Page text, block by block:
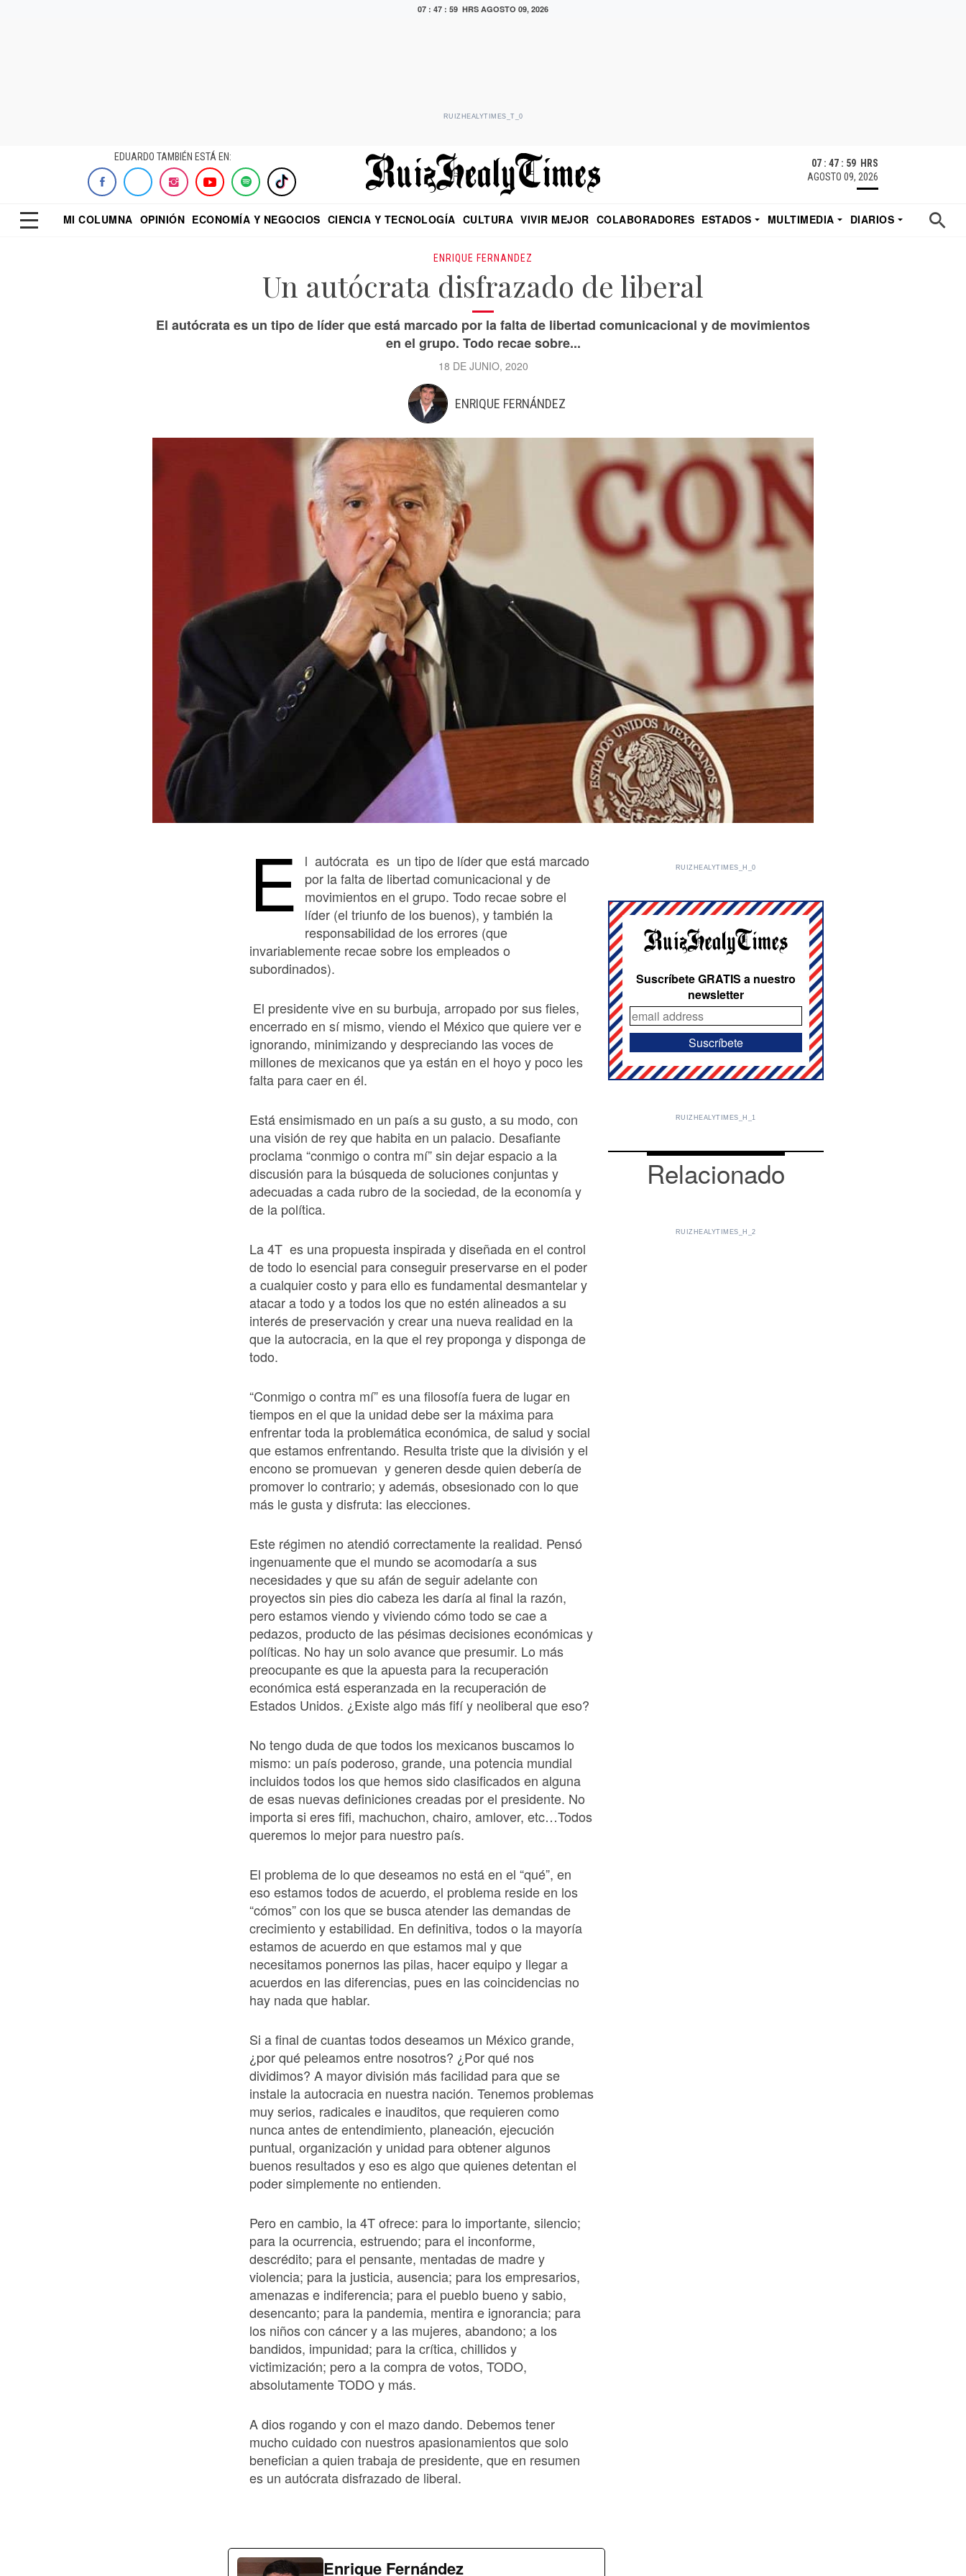
07 : 48 : 00 HRS AGOSTO 09, 2026
RUIZHEALYTIMES_T_0
EDUARDO TAMBIÉN ESTÁ EN:
07 : 48 : 00 HRS
AGOSTO 09, 2026
MI COLUMNA OPINIÓN ECONOMÍA Y NEGOCIOS CIENCIA Y TECNOLOGÍA CULTURA VIVIR MEJOR COLABORADORES ESTADOS MULTIMEDIA
DIARIOS
ENRIQUE FERNANDEZ
Un autócrata disfrazado de liberal
El autócrata es un tipo de líder que está marcado por la falta de libertad comunicacional y de movimientos
en el grupo. Todo recae sobre...
18 DE JUNIO, 2020
ENRIQUE FERNÁNDEZ
E
l autócrata es un tipo de líder que está marcado
por la falta de libertad comunicacional y de
movimientos en el grupo. Todo recae sobre el
líder (el triunfo de los buenos), y también la
responsabilidad de los errores (que
invariablemente recae sobre los empleados o
subordinados).
El presidente vive en su burbuja, arropado por sus fieles,
encerrado en sí mismo, viendo el México que quiere ver e
ignorando, minimizando y despreciando las voces de
millones de mexicanos que ya están en el hoyo y poco les
falta para caer en él.
Está ensimismado en un país a su gusto, a su modo, con
una visión de rey que habita en un palacio. Desafiante
proclama “conmigo o contra mí” sin dejar espacio a la
discusión para la búsqueda de soluciones conjuntas y
adecuadas a cada rubro de la sociedad, de la economía y
de la política.
La 4T es una propuesta inspirada y diseñada en el control
de todo lo esencial para conseguir preservarse en el poder
a cualquier costo y para ello es fundamental desmantelar y
atacar a todo y a todos los que no estén alineados a su
interés de preservación y crear una nueva realidad en la
que la autocracia, en la que el rey proponga y disponga de
todo.
“Conmigo o contra mí” es una filosofía fuera de lugar en
tiempos en el que la unidad debe ser la máxima para
enfrentar toda la problemática económica, de salud y social
que estamos enfrentando. Resulta triste que la división y el
encono se promuevan y generen desde quien debería de
promover lo contrario; y además, obsesionado con lo que
más le gusta y disfruta: las elecciones.
Este régimen no atendió correctamente la realidad. Pensó
ingenuamente que el mundo se acomodaría a sus
necesidades y que su afán de seguir adelante con
proyectos sin pies dio cabeza les daría al final la razón,
pero estamos viendo y viviendo cómo todo se cae a
pedazos, producto de las pésimas decisiones económicas y
políticas. No hay un solo avance que presumir. Lo más
preocupante es que la apuesta para la recuperación
económica está esperanzada en la recuperación de
Estados Unidos. ¿Existe algo más fifí y neoliberal que eso?
No tengo duda de que todos los mexicanos buscamos lo
mismo: un país poderoso, grande, una potencia mundial
incluidos todos los que hemos sido clasificados en alguna
de esas nuevas definiciones creadas por el presidente. No
importa si eres fifi, machuchon, chairo, amlover, etc…Todos
queremos lo mejor para nuestro país.
El problema de lo que deseamos no está en el “qué”, en
eso estamos todos de acuerdo, el problema reside en los
“cómos” con los que se busca atender las demandas de
crecimiento y estabilidad. En definitiva, todos o la mayoría
estamos de acuerdo en que estamos mal y que
necesitamos ponernos las pilas, hacer equipo y llegar a
acuerdos en las diferencias, pues en las coincidencias no
hay nada que hablar.
Si a final de cuantas todos deseamos un México grande,
¿por qué peleamos entre nosotros? ¿Por qué nos
dividimos? A mayor división más facilidad para que se
instale la autocracia en nuestra nación. Tenemos problemas
muy serios, radicales e inauditos, que requieren como
nunca antes de entendimiento, planeación, ejecución
puntual, organización y unidad para obtener algunos
buenos resultados y eso es algo que quienes detentan el
poder simplemente no entienden.
Pero en cambio, la 4T ofrece: para lo importante, silencio;
para la ocurrencia, estruendo; para el inconforme,
descrédito; para el pensante, mentadas de madre y
violencia; para la justicia, ausencia; para los empresarios,
amenazas e indiferencia; para el pueblo bueno y sabio,
desencanto; para la pandemia, mentira e ignorancia; para
los niños con cáncer y a las mujeres, abandono; a los
bandidos, impunidad; para la crítica, chillidos y
victimización; pero a la compra de votos, TODO,
absolutamente TODO y más.
A dios rogando y con el mazo dando. Debemos tener
mucho cuidado con nuestros apasionamientos que solo
benefician a quien trabaja de presidente, que en resumen
es un autócrata disfrazado de liberal.
Enrique Fernández
RUIZHEALYTIMES_H_0
Suscríbete GRATIS a nuestro
newsletter
RUIZHEALYTIMES_H_1
Relacionado
RUIZHEALYTIMES_H_2